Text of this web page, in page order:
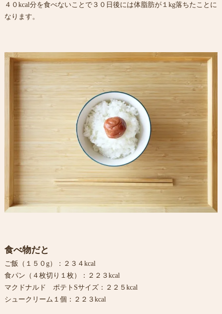
４０kcal分を食べないことで３０日後には体脂肪が１kg落ちたことに
なります。
食べ物だと
ご飯（１５０g）：２３４kcal
食パン（４枚切り１枚）：２２３kcal
マクドナルド ポテトSサイズ：２２５kcal
シュークリーム１個：２２３kcal